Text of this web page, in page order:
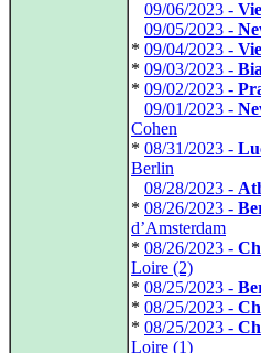
09/06/2023 -
09/05/2023 -
* 09/04/2023 -
* 09/03/2023 -
* 09/02/2023 -
09/01/2023 -
Cohen
* 08/31/2023 -
Berlin
08/28/2023 -
* 08/26/2023 -
d’Amsterdam
* 08/26/2023 -
Loire (2)
* 08/25/2023 -
* 08/25/2023 -
* 08/25/2023 -
Loire (1)